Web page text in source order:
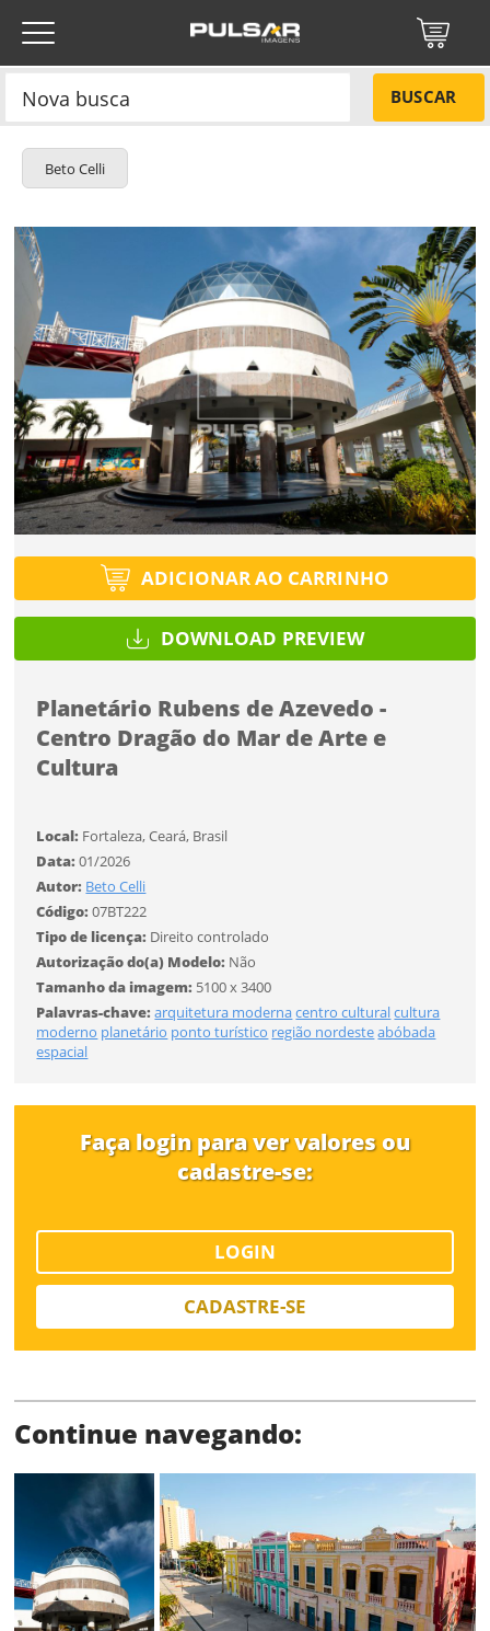
BUSCAR
Beto Celli
ADICIONAR AO CARRINHO
DOWNLOAD PREVIEW
Planetário Rubens de Azevedo -
Centro Dragão do Mar de Arte e
Cultura
Local: Fortaleza, Ceará, Brasil
Data:01/2026
Autor: Beto Celli
Código:07BT222
Tipo de licença: Direito controlado
Autorização do(a) Modelo: Não
Tamanho da imagem: 5100 x 3400
Palavras-chave:arquitetura modernacentro culturalcultura
moderno planetário ponto turístico região nordesteabóbada
espacial
Faça login para ver valores ou
cadastre-se:
LOGIN
CADASTRE-SE
Continue navegando:
Título do projeto
Tipo de projeto
Formato
Tamanho
Códigos
Tipo de projeto
Selecione
Formato
Tamanho
Esqueci a senha
Você ainda não tem conta?
ENVIAR
Protegido por reCAPTCHA — Privacidade ·Termos
Desejo receber novidades sobre a Pulsar Imagens
Li e concordo com os Termos de Uso do site
Já tem uma conta?
Tipo de download
Limite de download
SIM
Título do projeto
Tipo de projeto
Selecione
Tamanho
Tamanho PR$ 57,00
Tamanho MR$ 114,00
Tamanho GR$ 171,00